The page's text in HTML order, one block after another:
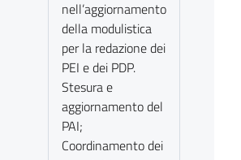
nell’aggiornamento
della modulistica
per la redazione dei
PEI e dei PDP.
Stesura e
aggiornamento del
PAI;
Coordinamento dei